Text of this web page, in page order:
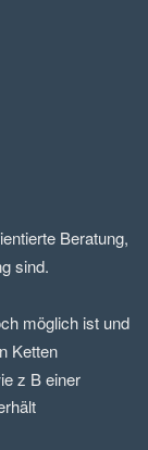
Beratung,
sind.
möglich ist und
Ketten
z B einer